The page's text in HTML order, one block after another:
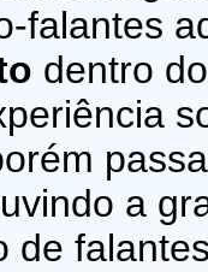
falantes
dentro
a
de